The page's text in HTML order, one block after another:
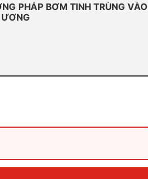
PHÁP BƠM TINH TRÙNG VÀO